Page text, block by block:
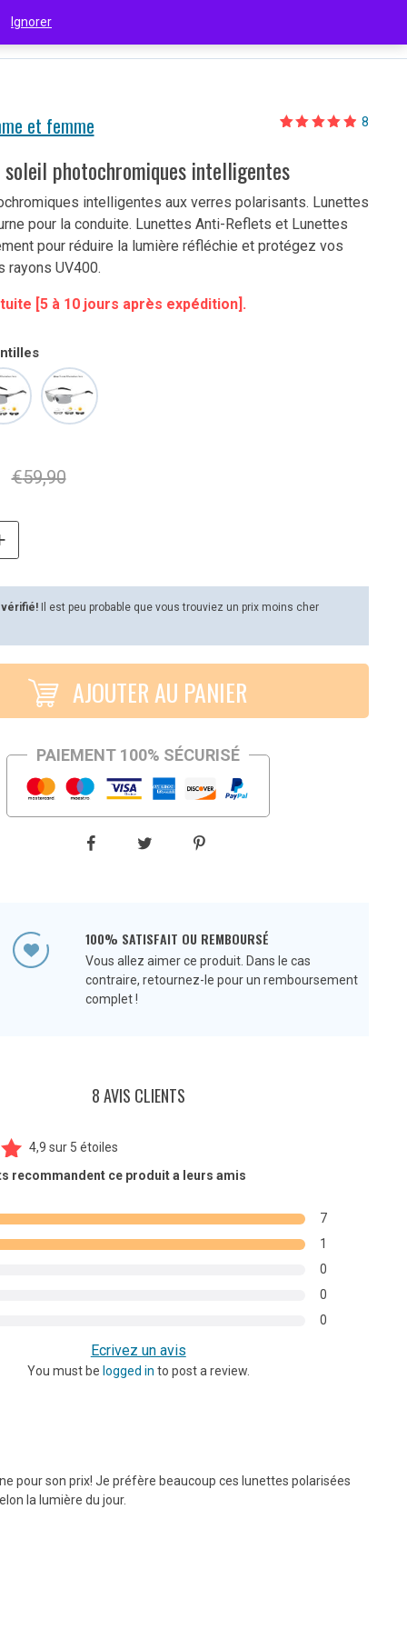
et femme
notations
8
soleil photochromiques intelligentes
intelligentes aux verres polarisants. Lunettes
pour la conduite. Lunettes Anti-Reflets et Lunettes
pour réduire la lumière réfléchie et protégez vos
rayons UV400.
[5 à 10 jours après expédition].
€59,90
vérifié!
Il est peu probable que vous trouviez un prix moins cher
AJOUTER AU PANIER
PAIEMENT 100% SÉCURISÉ
100% SATISFAIT OU REMBOURSÉ
Vous allez aimer ce produit. Dans le cas
contraire, retournez-le pour un remboursement
complet !
8 AVIS CLIENTS
4,9 sur 5 étoiles
recommandent ce produit a leurs amis
7
1
0
0
0
Ecrivez un avis
You must be logged in to post a review.
pour son prix! Je préfère beaucoup ces lunettes polarisées
la lumière du jour.
Ignorer